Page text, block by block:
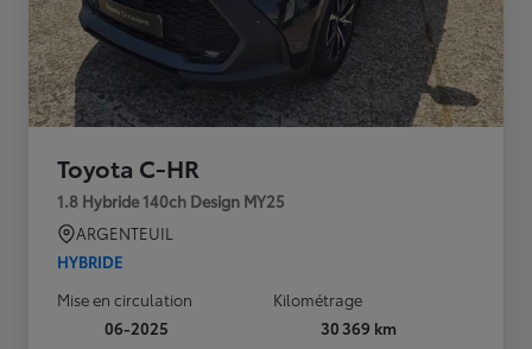
Toyota C-HR
1.8 Hybride 140ch Design MY25
ARGENTEUIL
HYBRIDE
Mise en circulation
06-2025
Kilométrage
30 369 km